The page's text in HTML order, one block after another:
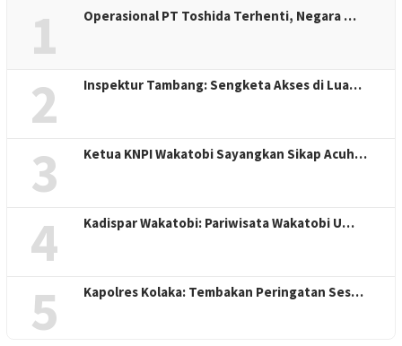
1 Operasional PT Toshida Terhenti, Negara …
2 Inspektur Tambang: Sengketa Akses di Lua…
3 Ketua KNPI Wakatobi Sayangkan Sikap Acuh…
4 Kadispar Wakatobi: Pariwisata Wakatobi U…
5 Kapolres Kolaka: Tembakan Peringatan Ses…